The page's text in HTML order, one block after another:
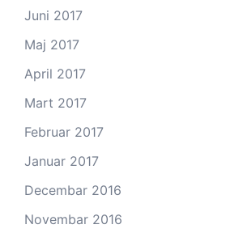
Juni 2017
Maj 2017
April 2017
Mart 2017
Februar 2017
Januar 2017
Decembar 2016
Novembar 2016